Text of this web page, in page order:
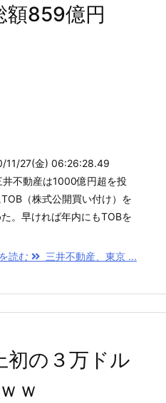
額859億円
11/27(金) 06:26:28.49
不動産は1000億円超を投
（株式公開買い付け）を
。早ければ年内にもTOBを
読む
三井不動産、東京 ...
の３万ドル
ｗ